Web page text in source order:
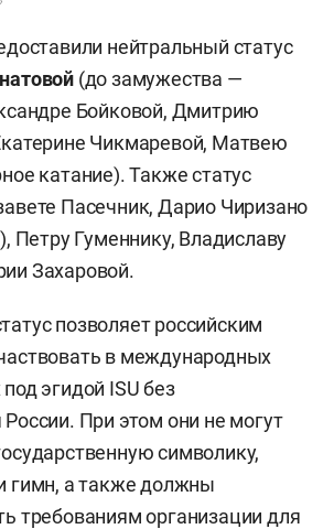
нейтральный статус
(до замужества —
Бойковой, Дмитрию
Чикмаревой, Матвею
катание). Также статус
Пасечник, Дарио Чиризано
Петру Гуменнику, Владиславу
Захаровой.
позволяет российским
в международных
эгидой ISU без
При этом они не могут
символику,
гимн, а также должны
требованиям организации для